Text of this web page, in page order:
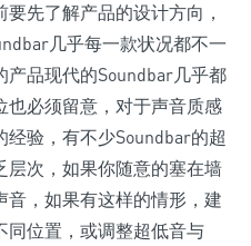
先了解产品的设计方向，
几乎每一款状况都不一
品现代的Soundbar几乎都
也必须留意，对于声音质感
验，有不少Soundbar的超
层次，如果你随意的塞在墙
，如果有这样的情形，建
同位置，或调整超低音与